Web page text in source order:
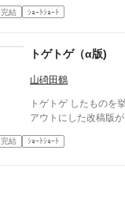
完結 ｼｮｰﾄｼｮｰﾄ
トゲトゲ（α版)
山碕田鶴
トゲトゲ したものを挙げて
アウトにした改稿版
完結 ｼｮｰﾄｼｮｰﾄ